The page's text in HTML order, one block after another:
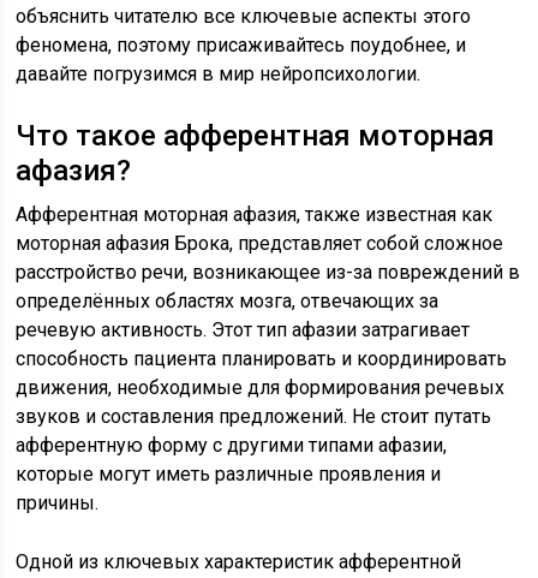
объяснить читателю все ключевые аспекты этого
феномена, поэтому присаживайтесь поудобнее, и
давайте погрузимся в мир нейропсихологии.
Что такое афферентная моторная
афазия?
Афферентная моторная афазия, также известная как
моторная афазия Брока, представляет собой сложное
расстройство речи, возникающее из-за повреждений в
определённых областях мозга, отвечающих за
речевую активность. Этот тип афазии затрагивает
способность пациента планировать и координировать
движения, необходимые для формирования речевых
звуков и составления предложений. Не стоит путать
афферентную форму с другими типами афазии,
которые могут иметь различные проявления и
причины.
Одной из ключевых характеристик афферентной